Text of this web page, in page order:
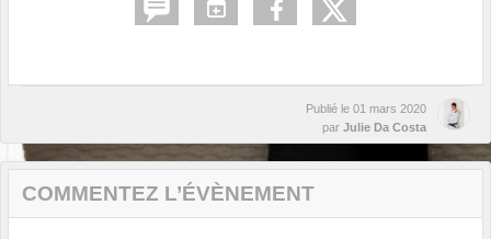
Publié le 01 mars 2020
par Julie Da Costa
COMMENTEZ L’ÉVÈNEMENT